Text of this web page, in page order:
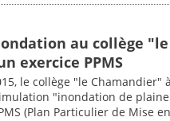
au collège
exercice PPMS
le collège "le Chamandier"
"inondation de
(Plan Particulier de Mise